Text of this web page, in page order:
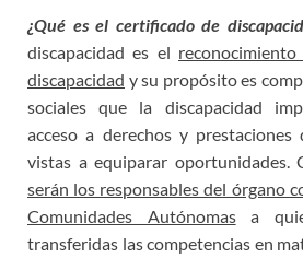
¿Qué es el certificado de
discapacidad es el
discapacidad y su propósito es
sociales que la discapacidad
acceso a derechos y
vistas a equiparar oportunidades.
serán los responsables del órgano
Comunidades Autónomasa
transferidas las competencias en